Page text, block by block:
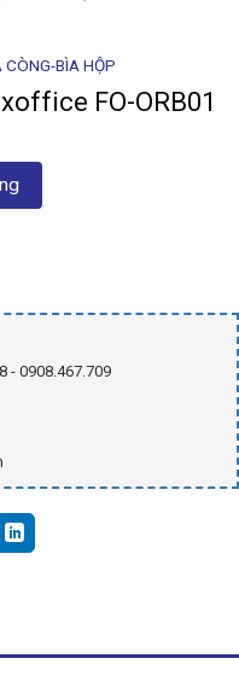
CÒNG-BÌA HỘP
FO-ORB01
- 0908.467.709